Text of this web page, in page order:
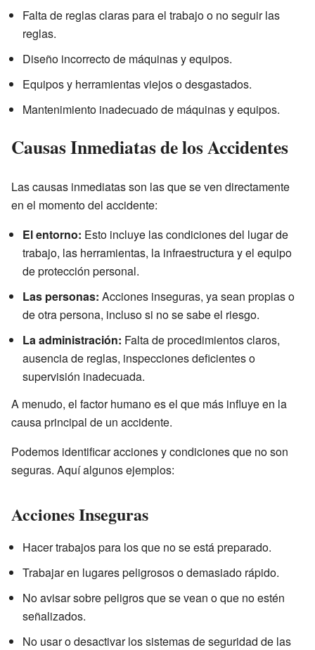
Falta de reglas claras para el trabajo o no seguir las
reglas.
Diseño incorrecto de máquinas y equipos.
Equipos y herramientas viejos o desgastados.
Mantenimiento inadecuado de máquinas y equipos.
Causas Inmediatas de los Accidentes
Las causas inmediatas son las que se ven directamente
en el momento del accidente:
El entorno: Esto incluye las condiciones del lugar de
trabajo, las herramientas, la infraestructura y el equipo
de protección personal.
Las personas: Acciones inseguras, ya sean propias o
de otra persona, incluso si no se sabe el riesgo.
La administración: Falta de procedimientos claros,
ausencia de reglas, inspecciones deficientes o
supervisión inadecuada.
A menudo, el factor humano es el que más influye en la
causa principal de un accidente.
Podemos identificar acciones y condiciones que no son
seguras. Aquí algunos ejemplos:
Acciones Inseguras
Hacer trabajos para los que no se está preparado.
Trabajar en lugares peligrosos o demasiado rápido.
No avisar sobre peligros que se vean o que no estén
señalizados.
No usar o desactivar los sistemas de seguridad de las